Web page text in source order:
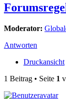
Moderator:
Antworten
Druckansicht
1 Beitrag • Seite 1